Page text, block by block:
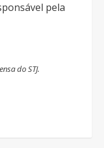
pela
do STJ.